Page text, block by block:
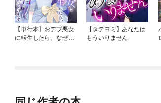
【単行本】おデブ悪女
に転生したら、なぜか
【タテヨミ】あなたは
もういりません